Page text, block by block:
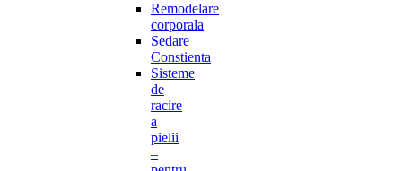
Remodelare
corporala
Sedare
Constienta
Sisteme
de
racire
a
pielii
–